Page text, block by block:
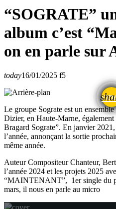
“SOGRATE”
album c’est
on en parle sur
today16/01/2025 5
Le groupe Sograte est un
Dizier, en Haute-Marne,
Bragard Sograte”. En janvier
l’année, annonçant la sortie
même année.
Auteur Compositeur Chanteur,
l’année 2024 et les projets 2025
“MAINTENANT”, 1er single du
mars, il nous en parle au micro